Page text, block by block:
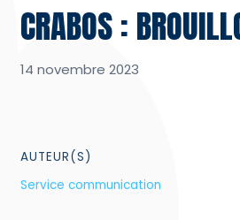
CRABOS :
14 novembre 2023
AUTEUR(S)
Service communication